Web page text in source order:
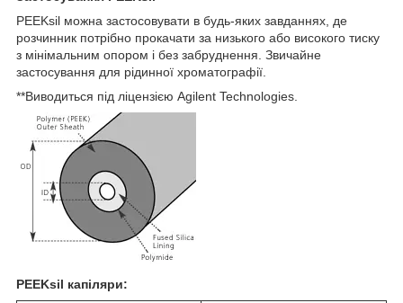
PEEKsil можна застосовувати в будь-яких завданнях, де
розчинник потрібно прокачати за низького або високого тиску
з мінімальним опором і без забруднення. Звичайне
застосування для рідинної хроматографії.
**Виводиться під ліцензією Agilent Technologies.
PEEKsil капіляри: